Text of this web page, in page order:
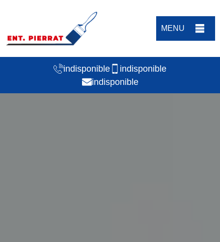
MENU
indisponible
indisponible
indisponible